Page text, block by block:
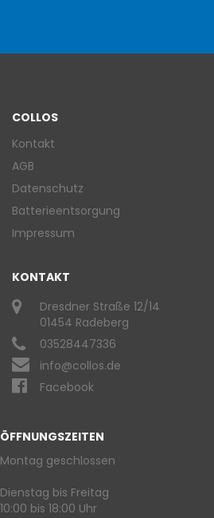
COLLOS
Kontakt
AGB
Datenschutz
Batterieentsorgung
Impressum
KONTAKT
Dresdner Straße 12/14
01454 Radeberg
03528447336
info@collos.de
Facebook
ÖFFNUNGSZEITEN
Montag geschlossen
Dienstag bis Freitag
10:00 bis 18:00 Uhr